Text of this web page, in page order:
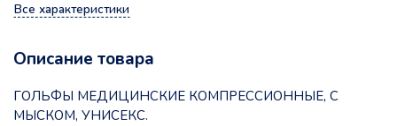
Все характеристики
Описание товара
ГОЛЬФЫ МЕДИЦИНСКИЕ КОМПРЕССИОННЫЕ, С
МЫСКОМ, УНИСЕКС.